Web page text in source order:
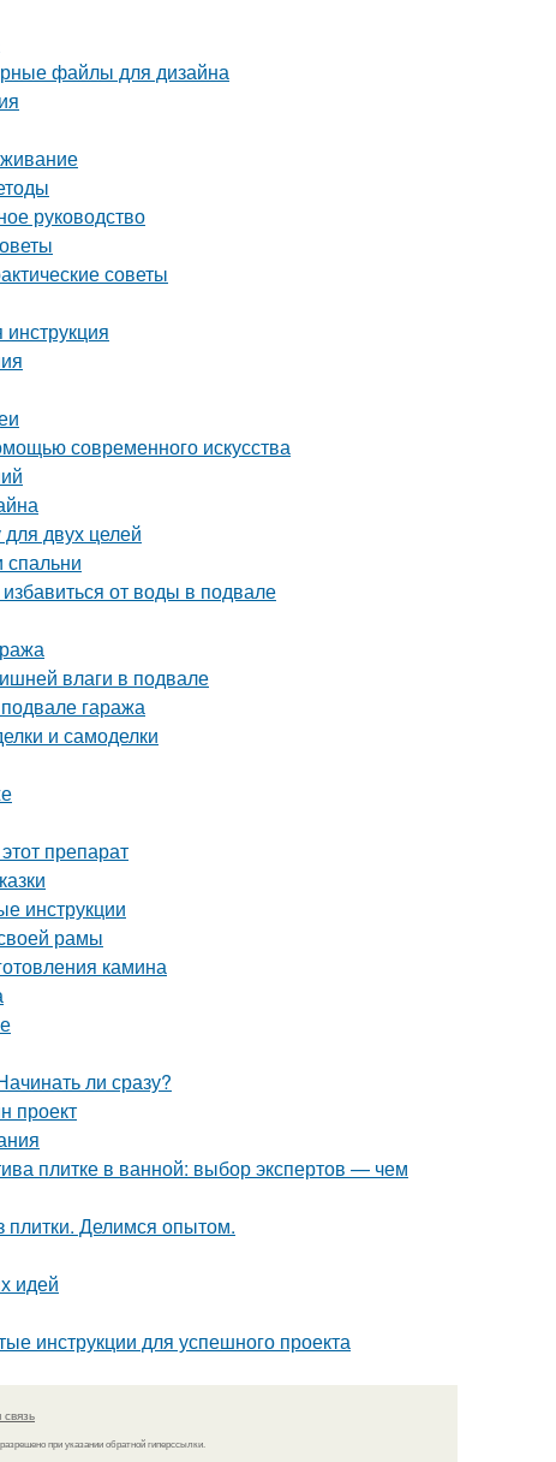
файлы для дизайна
руководство
советы
современного искусства
двух целей
спальни
от воды в подвале
влаги в подвале
гаража
и самоделки
препарат
инструкции
рамы
камина
ли сразу?
проект
плитке в ванной: выбор экспертов — чем
плитки. Делимся опытом.
идей
инструкции для успешного проекта
при указании обратной гиперссылки.